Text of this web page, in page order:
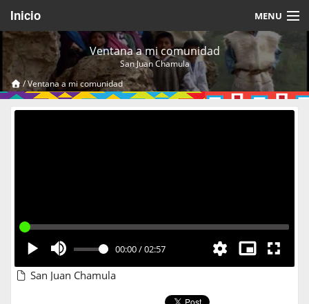
Inicio MENU
Acerca de
Videos Temáticos
Cerrar Sesión
Ventana a mi comunidad
San Juan Chamula
/Ventana a mi comunidad
00:00/02:57
San Juan Chamula